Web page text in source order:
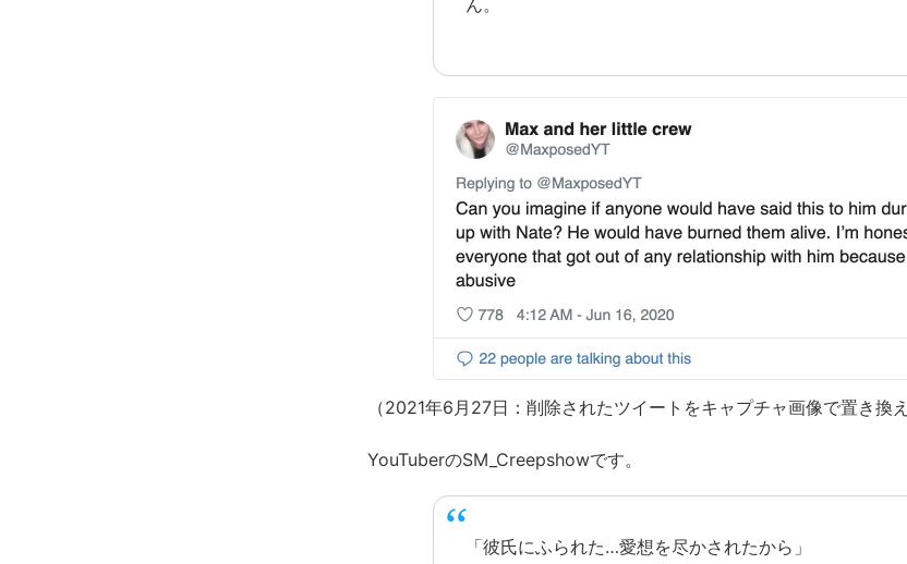
ん。
（2021年6月27日：削除されたツイートをキャプチャ画像で置き換
YouTuberのSM_Creepshowです。
「彼氏にふられた…愛想を尽かされたから」